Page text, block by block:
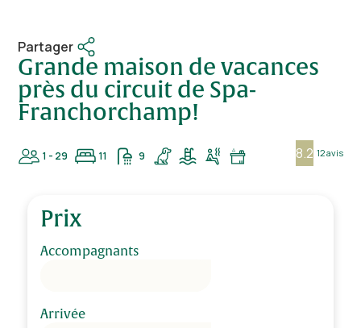
Partager
Grande maison de vacances
près du circuit de Spa-
Franchorchamp!
1 - 29 11 9 8.2 12 avis
Prix
Accompagnants
Arrivée